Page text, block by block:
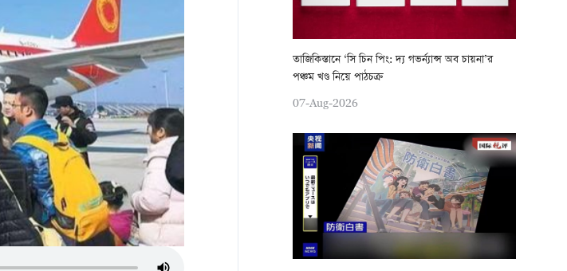
তাজিকিস্তানে ‘সি চিন পিং: দ্য গভর্ন্যান্স অব চায়না’র
পঞ্চম খণ্ড নিয়ে পাঠচক্র
07-Aug-2026